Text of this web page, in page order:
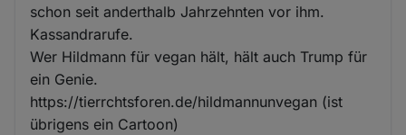
schon seit anderthalb Jahrzehnten vor ihm.
Kassandrarufe.
Wer Hildmann für vegan hält, hält auch Trump für
ein Genie.
https://tierrchtsforen.de/hildmannunvegan (ist
übrigens ein Cartoon)